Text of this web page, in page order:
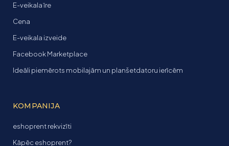
E-veikala īre
Cena
E-veikala izveide
Facebook Marketplace
Ideāli piemērots mobilajām un planšetdatoru ierīcēm
KOMPANIJA
eshoprent rekvizīti
Kāpēc eshoprent?